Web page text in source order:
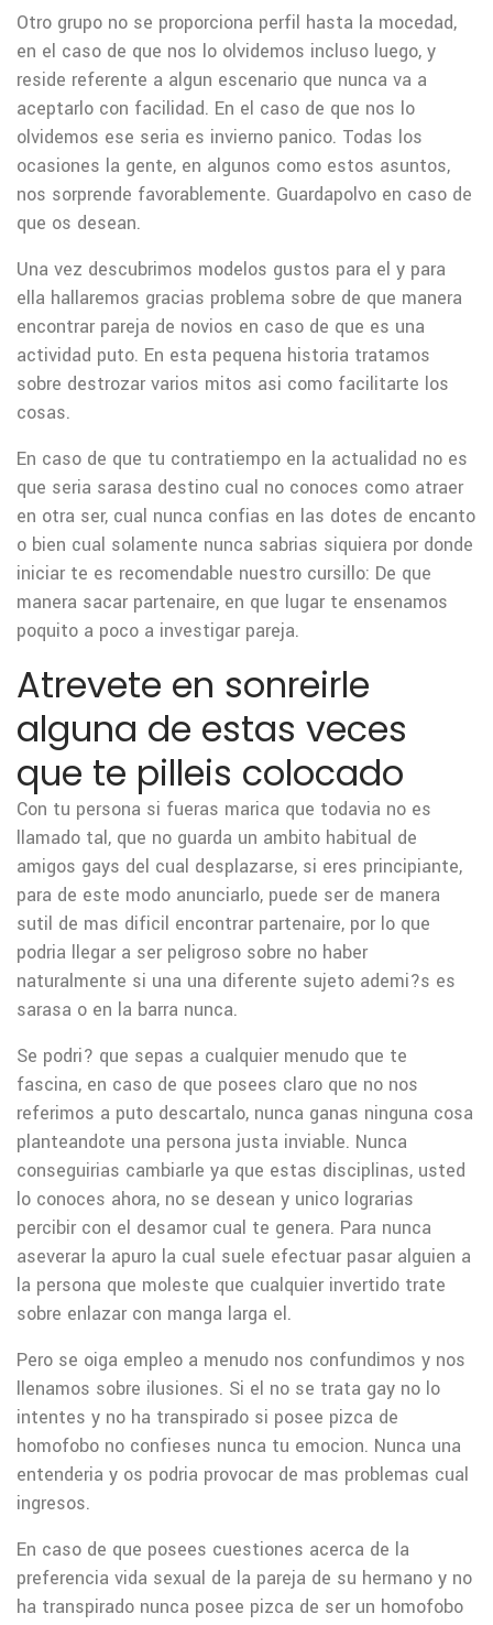
Otro grupo no se proporciona perfil hasta la mocedad,
en el caso de que nos lo olvidemos incluso luego, y
reside referente a algun escenario que nunca va a
aceptarlo con facilidad. En el caso de que nos lo
olvidemos ese seri­a es invierno panico. Todas los
ocasiones la gente, en algunos como estos asuntos,
nos sorprende favorablemente. Guardapolvo en caso de
que os desean.
Una vez descubrimos modelos gustos para el y para
ella hallaremos gracias problema sobre de que manera
encontrar pareja de novios en caso de que es una
actividad puto. En esta pequena historia tratamos
sobre destrozar varios mitos asi­ como facilitarte los
cosas.
En caso de que tu contratiempo en la actualidad no es
que seri­a sarasa destino cual no conoces como atraer
en otra ser, cual nunca confias en las dotes de encanto
o bien cual solamente nunca sabrias siquiera por donde
iniciar te es recomendable nuestro cursillo: De que
manera sacar partenaire, en que lugar te ensenamos
poquito a poco a investigar pareja.
Atrevete en sonreirle
alguna de estas veces
que te pilleis colocado
Con tu persona si fueras marica que todavia no es
llamado tal, que no guarda un ambito habitual de
amigos gays del cual desplazarse, si eres principiante,
para de este modo anunciarlo, puede ser de manera
sutil de mas dificil encontrar partenaire, por lo que
podri­a llegar a ser peligroso sobre no haber
naturalmente si una una diferente sujeto ademi?s es
sarasa o en la barra nunca.
Se podri? que sepas a cualquier menudo que te
fascina, en caso de que posees claro que no nos
referimos a puto descartalo, nunca ganas ninguna cosa
planteandote una persona justa inviable. Nunca
conseguirias cambiarle ya que estas disciplinas, usted
lo conoces ahora, no se desean y unico lograrias
percibir con el desamor cual te genera. Para nunca
aseverar la apuro la cual suele efectuar pasar alguien a
la persona que moleste que cualquier invertido trate
sobre enlazar con manga larga el.
Pero se oiga empleo a menudo nos confundimos y nos
llenamos sobre ilusiones. Si el no se trata gay no lo
intentes y no ha transpirado si posee pizca de
homofobo no confieses nunca tu emocion. Nunca una
entenderia y os podria provocar de mas problemas cual
ingresos.
En caso de que posees cuestiones acerca de la
preferencia vida sexual de la pareja de su hermano y no
ha transpirado nunca posee pizca de ser un homofobo